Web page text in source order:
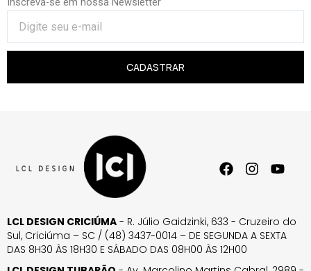
CADASTRAR
LCL DESIGN CRICIÚMA - R. Júlio Gaidzinki, 633 - Cruzeiro do
Sul, Criciúma – SC / (48) 3437-0014 – DE SEGUNDA A SEXTA
DAS 8H30 ÀS 18H30 E SÁBADO DAS 08H00 ÀS 12H00